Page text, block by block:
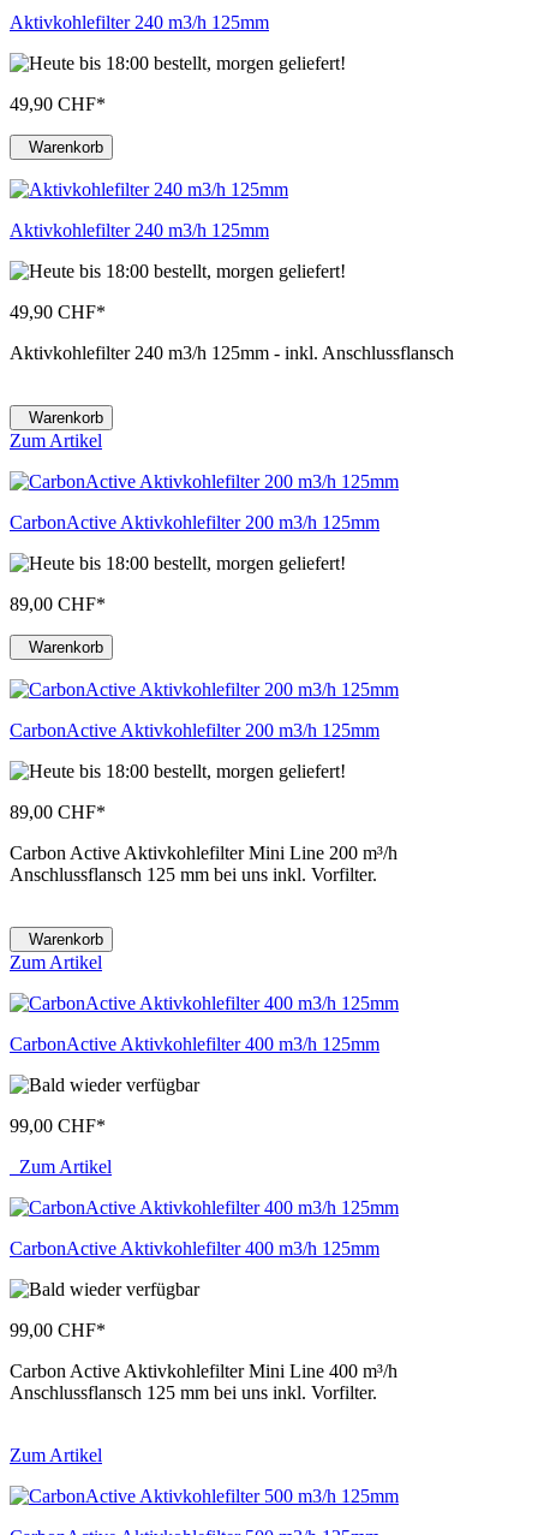
Aktivkohlefilter 240 m3/h 125mm
49,90 CHF*
Warenkorb
Aktivkohlefilter 240 m3/h 125mm
49,90 CHF*
Aktivkohlefilter 240 m3/h 125mm - inkl. Anschlussflansch
Warenkorb
Zum Artikel
CarbonActive Aktivkohlefilter 200 m3/h 125mm
89,00 CHF*
Warenkorb
CarbonActive Aktivkohlefilter 200 m3/h 125mm
89,00 CHF*
Carbon Active Aktivkohlefilter Mini Line 200 m³/h
Anschlussflansch 125 mm bei uns inkl. Vorfilter.
Warenkorb
Zum Artikel
CarbonActive Aktivkohlefilter 400 m3/h 125mm
99,00 CHF*
Zum Artikel
CarbonActive Aktivkohlefilter 400 m3/h 125mm
99,00 CHF*
Carbon Active Aktivkohlefilter Mini Line 400 m³/h
Anschlussflansch 125 mm bei uns inkl. Vorfilter.
Zum Artikel